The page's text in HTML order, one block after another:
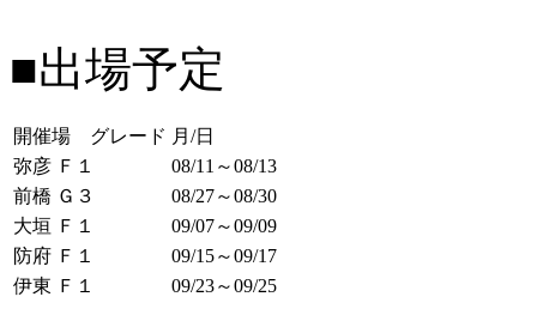
■出場予定
開催場 グレード 月/日
弥彦 Ｆ１
08/11～08/13
前橋 Ｇ３
08/27～08/30
大垣 Ｆ１
09/07～09/09
防府 Ｆ１
09/15～09/17
伊東 Ｆ１
09/23～09/25